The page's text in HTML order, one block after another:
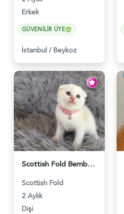
Erkek
GÜVENILIR ÜYE
İstanbul / Beykoz
Scottish Fold Bembeyaz Pembe Burun Yavrumuz - 6120
Scottish Fold
2 Aylık
Dişi